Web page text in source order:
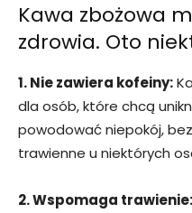
Kawa zbożowa
zdrowia. Oto
1. Nie zawiera kofeiny:
dla osób, które chcą
powodować niepokój,
trawienne u niektórych
2. Wspomaga trawienie: